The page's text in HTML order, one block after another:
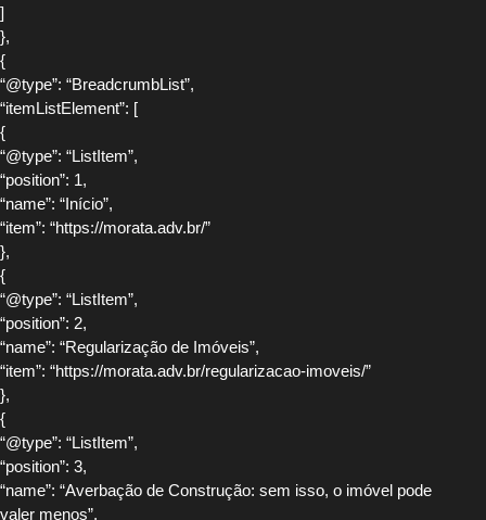
]
},
{
“@type”: “BreadcrumbList”,
“itemListElement”: [
{
“@type”: “ListItem”,
“position”: 1,
“name”: “Início”,
“item”: “https://morata.adv.br/”
},
{
“@type”: “ListItem”,
“position”: 2,
“name”: “Regularização de Imóveis”,
“item”: “https://morata.adv.br/regularizacao-imoveis/”
},
{
“@type”: “ListItem”,
“position”: 3,
“name”: “Averbação de Construção: sem isso, o imóvel pode
valer menos”,